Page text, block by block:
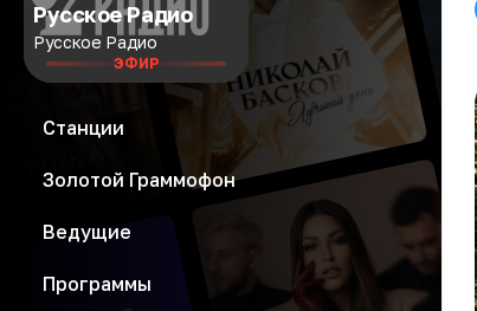
Русское Радио
Русское Радио
ЭФИР
Станции
Золотой Граммофон
Ведущие
Программы